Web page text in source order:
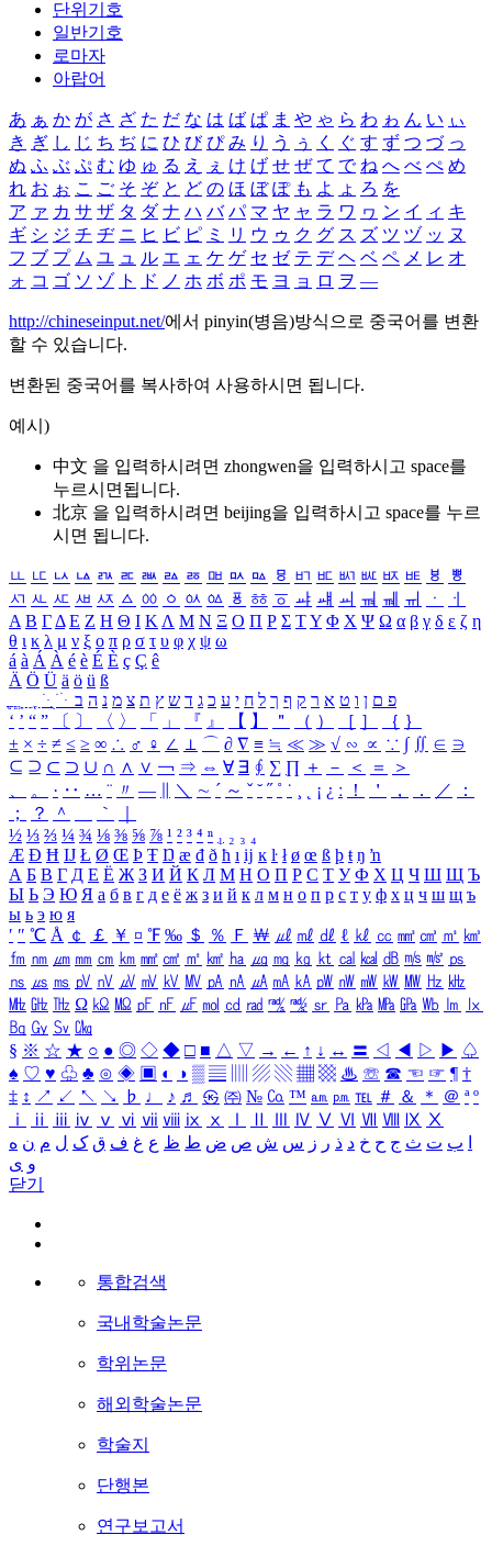
단위기호
일반기호
로마자
아랍어
あ ぁ か が さ ざ た だ な は ば ぱ ま や ゃ ら わ ゎ ん い ぃ
き ぎ し じ ち ぢ に ひ び ぴ み り う ぅ く ぐ す ず つ づ っ
ぬ ふ ぶ ぷ む ゆ ゅ る え ぇ け げ せ ぜ て で ね へ べ ぺ め
れ お ぉ こ ご そ ぞ と ど の ほ ぼ ぽ も よ ょ ろ を
ア ァ カ サ ザ タ ダ ナ ハ バ パ マ ヤ ャ ラ ワ ヮ ン イ ィ キ
ギ シ ジ チ ヂ ニ ヒ ビ ピ ミ リ ウ ゥ ク グ ス ズ ツ ヅ ッ ヌ
フ ブ プ ム ユ ュ ル エ ェ ケ ゲ セ ゼ テ デ ヘ ベ ペ メ レ オ
ォ コ ゴ ソ ゾ ト ド ノ ホ ボ ポ モ ヨ ョ ロ ヲ ―
http://chineseinput.net/에서 pinyin(병음)방식으로 중국어를 변환
할 수 있습니다.
변환된 중국어를 복사하여 사용하시면 됩니다.
예시)
中文 을 입력하시려면 zhongwen을 입력하시고 space를
누르시면됩니다.
北京 을 입력하시려면 beijing을 입력하시고 space를 누르
시면 됩니다.
ㅥ ㅦ ㅧ ㅨ ㅩ ㅪ ㅫ ㅬ ㅭ ㅮ ㅯ ㅰ ㅱ ㅲ ㅳ ㅴ ㅵ ㅶ ㅷ ㅸ
ㅹ
ㅺ ㅻ ㅼ ㅽ ㅾ ㅿ ㆀ ㆁ ㆂ ㆃ ㆄ ㆅ ㆆ ㆇ ㆈ ㆉ ㆊ ㆋ ㆌ ㆍ
ㆎ
Α Β ΓΔ Ε Ζ Η Θ Ι ΚΛ Μ Ν Ξ Ο Π Ρ Σ ΤΥ Φ Χ Ψ Ω α β γ δ ε ζ η
θ ι κ λ μ ν ξ ο π ρ σ τ υ φ χ ψ ω
á à Á À é è É È ç Ç ê
Ä Ö Ü ä ö ü ß
ִֶֹ ֻּ ׁׂ פ ם ן ו ט א ר ק ף ך ל ח י ע כ ג ד ש ץ ת צ מ נ ה ב
‘ ’ “ ” 〔 〕 〈 〉 「 」 『 』 【 】 ＂ （ ） ［ ］ ｛ ｝
± × ÷ ≠ ≤ ≥ ∞ ∴ ♂ ♀ ∠ ⊥ ⌒ ∂ ∇ ≡ ≒ ≪ ≫ √ ∽ ∝ ∵ ∫ ∬ ∈ ∋
⊆ ⊇ ⊂ ⊃ ∪ ∩ ∧ ∨ ￢ ⇒ ⇔ ∀ ∃ ∮ ∑ ∏ ＋ － ＜ ＝
＞
、
。 · ‥ … ¨ 〃 ― ＼ ∼ ´ ～ ˇ ˘ ˝ ˚ ˙ ¸ ¡ ¿ ː ！ ＇ ， ． ／
：
；
？ ＾ ｀
½ ⅓ ⅔ ¼ ¾ ⅛ ⅜ ⅝ ⅞ ¹ ² ³ ⁴ ⁿ ₁ ₂ ₃ ₄
Æ Ð Ħ Ĳ Ł Ø Œ Þ Ŧ Ŋ æ đ ð ħ ı ĳ ĸ ŀ ł ø œ ß þ ŧ ŋ ŉ
А Б В Г Д Е Ё Ж З И Й К Л М Н О П Р С Т У Ф Х Ц Ч Ш Щ Ъ
Ы Ь Э Ю Я а б в г д е ё ж з и й к л м н о п р с т у ф х ц ч ш щ ъ
ы ь э ю я
′ ″ ℃ Å ￠ ￡ ￥ ¤ ℉ ‰ ＄ ％ Ｆ ￦ ㎕ ㎖ ㎗ ℓ ㎘ ㏄ ㎣ ㎤ ㎥ ㎦
㎙ ㎚ ㎛ ㎜ ㎝ ㎞ ㎟ ㎠ ㎡ ㎢ ㏊ ㎍ ㎎ ㎏ ㏏ ㎈ ㎉ ㏈ ㎧ ㎨ ㎰
㎱ ㎲ ㎳ ㎴ ㎵ ㎶ ㎷ ㎸ ㎹ ㎀ ㎁ ㎂ ㎃ ㎄ ㎺ ㎻ ㎽ ㎾ ㎿ ㎐ ㎑
㎒ ㎓ ㎔ Ω ㏀ ㏁ ㎊ ㎋ ㎌ ㏖ ㏅ ㎭ ㎮ ㎯ ㏛ ㎩ ㎪ ㎫ ㎬ ㏝ ㏐
㏓
㏃ ㏉ ㏜ ㏆
§ ※ ☆ ★ ○ ● ◎ ◇ ◆ □ ■ △ ▽ → ← ↑ ↓ ↔ 〓 ◁ ◀ ▷ ▶ ♤
♠ ♡ ♥ ♧ ♣ ⊙ ◈ ▣ ◐ ◑ ▒ ▤ ▨ ▧ ▦ ▩ ♨ ☏ ☎ ☜ ☞ ¶ †
‡ ↕ ↗ ↙ ↖ ↘ ♭ ♩ ♪ ♬ ㉿ ㈜ № ㏇ ™ ㏂ ㏘ ℡ ＃ ＆ ＊ ＠ ª º
ⅰ
ⅱ ⅲ ⅳ ⅴ ⅵ ⅶ ⅷ ⅸ ⅹ Ⅳ Ⅴ Ⅵ Ⅶ Ⅷ Ⅸ Ⅹ
ب ت ث ج ح خ د ذ ر ز س ش ص ض ط ظ ع غ ف ق ک ل م ن ه
و ی
닫기
통합검색
국내학술논문
학위논문
해외학술논문
학술지
단행본
연구보고서